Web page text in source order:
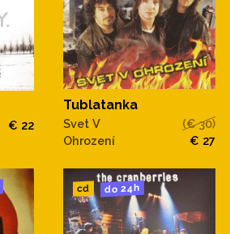
€ 22
Tublatanka
Svet V
Ohrození
(€ 30)
€ 27
cd do 24h